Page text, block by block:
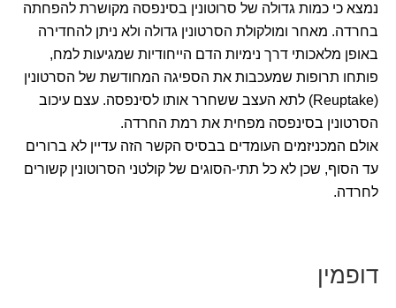
נמצא כי כמות גדולה של סרוטונין בסינפסה מקושרת להפחתה
בחרדה. מאחר ומולקולת הסרטונין גדולה ולא ניתן להחדירה
באופן מלאכותי דרך נימיות הדם הייחודיות שמגיעות למח,
פותחו תרופות שמעכבות את הספיגה המחודשת של הסרטונין
(Reuptake) לתא העצב ששחרר אותו לסינפסה. עצם עיכוב
הסרטונין בסינפסה מפחית את רמת החרדה.
אולם המכניזמים העומדים בבסיס הקשר הזה עדיין לא ברורים
עד הסוף, שכן לא כל תתי-הסוגים של קולטני הסרוטונין קשורים
לחרדה.
דופמין